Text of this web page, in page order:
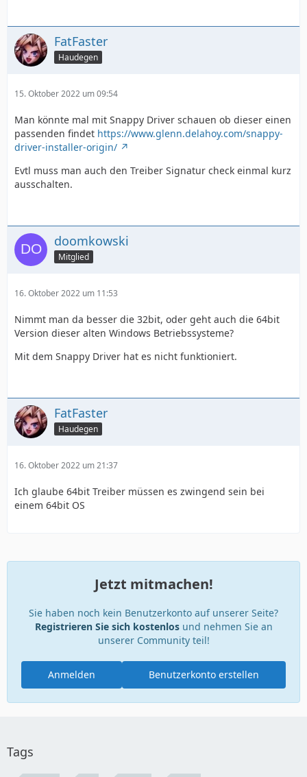
FatFaster
Haudegen
15. Oktober 2022 um 09:54
Man könnte mal mit Snappy Driver schauen ob dieser einen
passenden findet https://www.glenn.delahoy.com/snappy-
driver-installer-origin/
Evtl muss man auch den Treiber Signatur check einmal kurz
ausschalten.
doomkowski
Mitglied
16. Oktober 2022 um 11:53
Nimmt man da besser die 32bit, oder geht auch die 64bit
Version dieser alten Windows Betriebssysteme?
Mit dem Snappy Driver hat es nicht funktioniert.
FatFaster
Haudegen
16. Oktober 2022 um 21:37
Ich glaube 64bit Treiber müssen es zwingend sein bei
einem 64bit OS
Jetzt mitmachen!
Sie haben noch kein Benutzerkonto auf unserer Seite?
Registrieren Sie sich kostenlosund nehmen Sie an
unserer Community teil!
Benutzerkonto erstellen
Anmelden
Tags